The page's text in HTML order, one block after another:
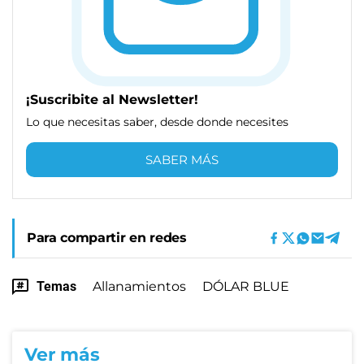
¡Suscribite al Newsletter!
Lo que necesitas saber, desde donde necesites
SABER MÁS
Para compartir en redes
Temas Allanamientos DÓLAR BLUE
Ver más